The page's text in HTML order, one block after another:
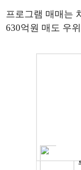
프로그램 매매는
630억원 매도 우